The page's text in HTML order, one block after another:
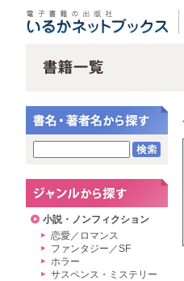
小説・ノンフィクション
恋愛／ロマンス
ファンタジー／SF
ホラー
サスペンス・ミステリー